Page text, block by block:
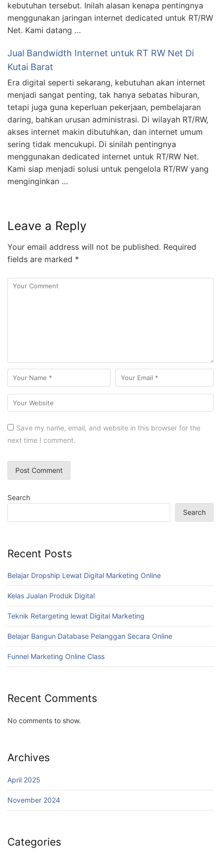
kebutuhan tersebut. Inilah alasan kenapa pentingnya
menggunakan jaringan internet dedicated untuk RT/RW
Net. Kami datang …
Jual Bandwidth Internet untuk RT RW Net Di
Kutai Barat
Era digital seperti sekarang, kebutuhan akan internet
menjadi sangat penting, tak hanya sebatas hiburan,
tetapi juga guna keperluan pekerjaan, pembelajaran
daring, bahkan urusan administrasi. Di wilayah RT/RW,
akses internet makin dibutuhkan, dan internet umum
sering tidak mencukupi. Di sinilah pentingnya
menggunakan dedicated internet untuk RT/RW Net.
Kami siap menjadi solusi untuk pengelola RT/RW yang
menginginkan …
Leave a Reply
Your email address will not be published. Required
fields are marked *
Save my name, email, and website in this browser for the
next time I comment.
Search
Search
Recent Posts
Belajar Dropship Lewat Digital Marketing Online
Kelas Jualan Produk Digital
Teknik Retargeting lewat Digital Marketing
Belajar Bangun Database Pelanggan Secara Online
Funnel Marketing Online Class
Recent Comments
No comments to show.
Archives
April 2025
November 2024
Categories